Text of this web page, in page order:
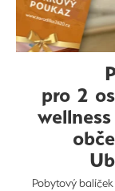
pro 2
Pobytový